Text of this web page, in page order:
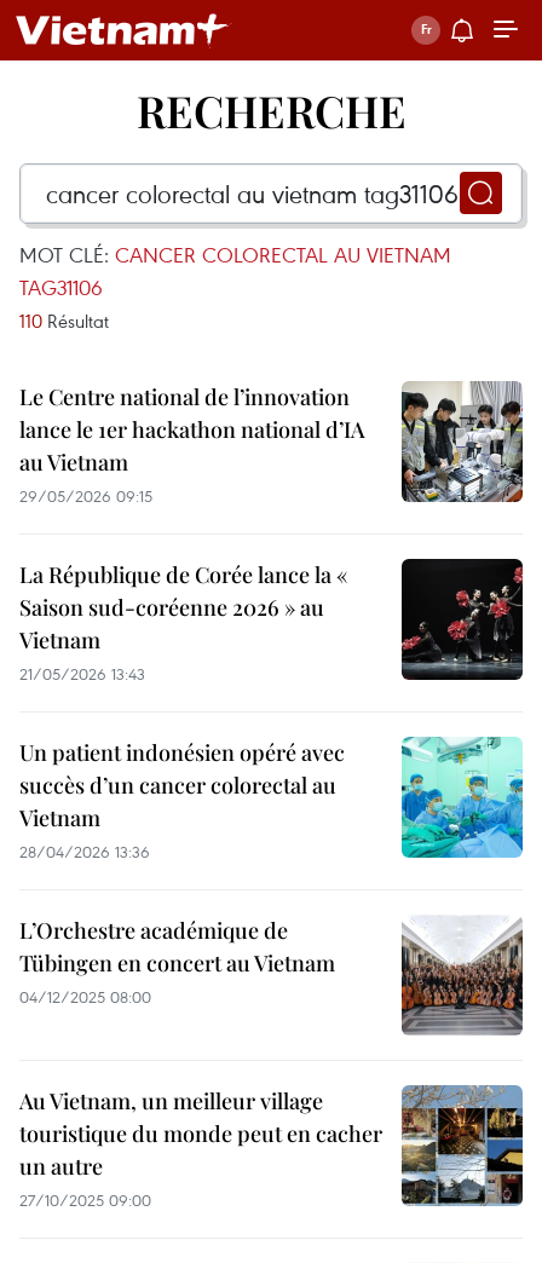
RECHERCHE
MOT CLÉ: CANCER COLORECTAL AU VIETNAM
TAG31106
110 Résultat
Le Centre national de l’innovation
lance le 1er hackathon national d’IA
au Vietnam
29/05/2026 09:15
La République de Corée lance la «
Saison sud-coréenne 2026 » au
Vietnam
21/05/2026 13:43
Un patient indonésien opéré avec
succès d’un cancer colorectal au
Vietnam
28/04/2026 13:36
L’Orchestre académique de
Tübingen en concert au Vietnam
04/12/2025 08:00
Au Vietnam, un meilleur village
touristique du monde peut en cacher
un autre
27/10/2025 09:00